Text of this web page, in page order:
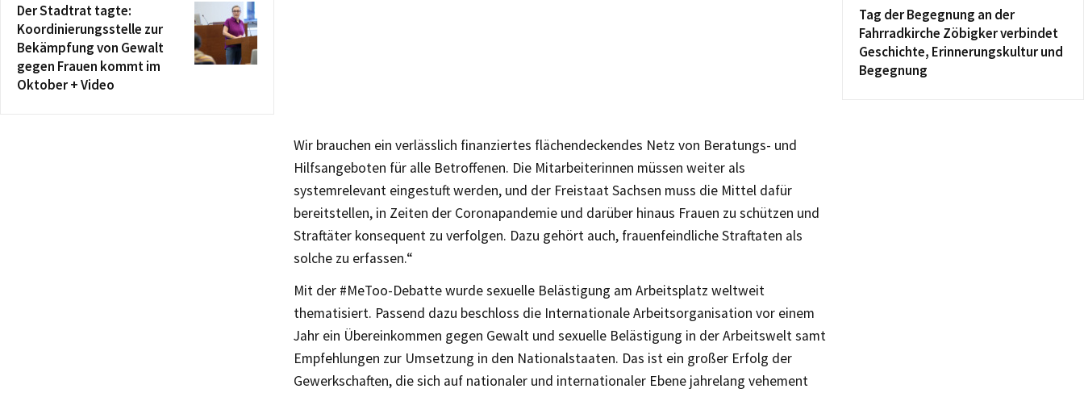
Wir brauchen ein verlässlich finanziertes flächendeckendes Netz von Beratungs- und
Hilfsangeboten für alle Betroffenen. Die Mitarbeiterinnen müssen weiter als
systemrelevant eingestuft werden, und der Freistaat Sachsen muss die Mittel dafür
bereitstellen, in Zeiten der Coronapandemie und darüber hinaus Frauen zu schützen und
Straftäter konsequent zu verfolgen. Dazu gehört auch, frauenfeindliche Straftaten als
solche zu erfassen.“
Mit der #MeToo-Debatte wurde sexuelle Belästigung am Arbeitsplatz weltweit
thematisiert. Passend dazu beschloss die Internationale Arbeitsorganisation vor einem
Jahr ein Übereinkommen gegen Gewalt und sexuelle Belästigung in der Arbeitswelt samt
Empfehlungen zur Umsetzung in den Nationalstaaten. Das ist ein großer Erfolg der
Gewerkschaften, die sich auf nationaler und internationaler Ebene jahrelang vehement
Der Stadtrat tagte:
Koordinierungsstelle zur
Bekämpfung von Gewalt
gegen Frauen kommt im
Oktober + Video
Tag der Begegnung an der
Fahrradkirche Zöbigker verbindet
Geschichte, Erinnerungskultur und
Begegnung